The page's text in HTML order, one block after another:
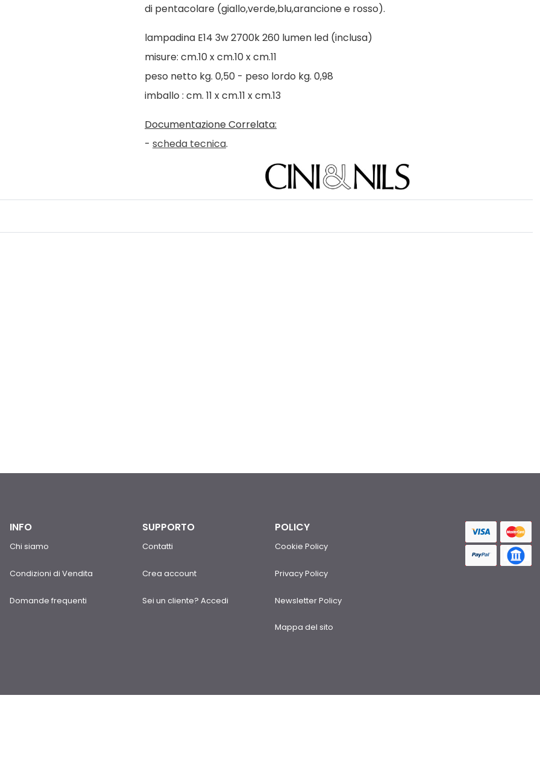
di pentacolare (giallo,verde,blu,arancione e rosso).
lampadina E14 3w 2700k 260 lumen led (inclusa)
misure: cm.10 x cm.10 x cm.11
peso netto kg. 0,50 - peso lordo kg. 0,98
imballo : cm. 11 x cm.11 x cm.13
Documentazione Correlata:
- scheda tecnica.
INFO
Chi siamo
Condizioni di Vendita
Domande frequenti
SUPPORTO
Contatti
Crea account
Sei un cliente? Accedi
POLICY
Cookie Policy
Privacy Policy
Newsletter Policy
Mappa del sito